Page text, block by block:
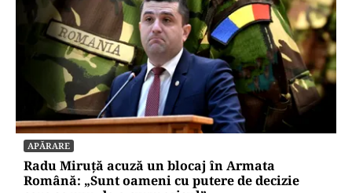
APĂRARE
Radu Miruță acuză un blocaj în Armata
Română: „Sunt oameni cu putere de decizie